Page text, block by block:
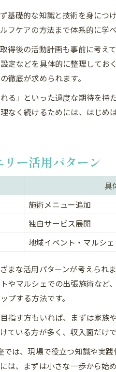
ClearCanvas講座
耳つぼジュエリー
副業を始める前に
耳つぼジュエリー
ClearCanvasで学
基礎的な知識と技術を身に
フケアの方法まで体系的に学
得後の活動計画も事前に考
定などを具体的に整理して
徹底が求められます。
る」といった過度な期待を
なく続けるためには、はじ
ー活用パターン
具
施術メニュー追加
独自サービス展開
地域イベント・マルシェ
まな活用パターンが考えら
やマルシェでの出張施術な
プする方法です。
指す方もいれば、まずは家族
ている方が多く、収入面だけ
は、現場で役立つ知識や実
は、まずは小さな一歩から始